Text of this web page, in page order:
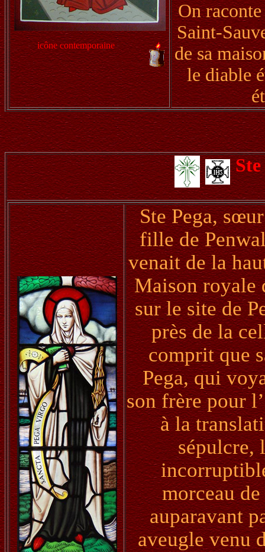
icône contemporaine
On
Saint-
de sa
le diable
Ste Pega,
fille de
venait de la
Maison royale
sur le site de
près de la
comprit que
Pega, qui
son frère pour
à la
sépulcre,
morceau
auparavant
aveugle venu